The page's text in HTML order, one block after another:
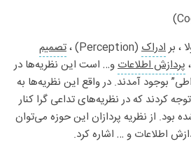
، برادراک (Perception) ،
تصمیم
پردازش اطلاعاتو… است این نظریه‌ها در
بوجود آمدند. در واقع این نظریه‌ها به
کردند که در نظریه‌های تداعی گرا کنار
بود. از نظریه پردازان این حوزه می‌توان